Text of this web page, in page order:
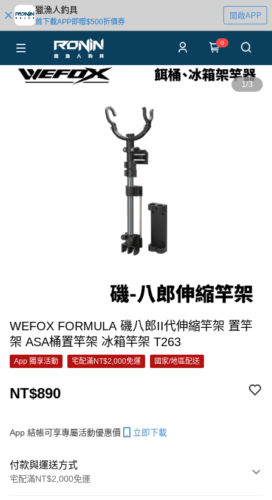
獵漁人釣具
首下載APP即贈$500折價券
開啟APP
0
1/3
WEFOX FORMULA 磯八郎II代伸縮竿架 置竿
架 ASA桶置竿架 冰箱竿架 T263
App 獨享活動 宅配滿NT$2,000免運 國家/地區配送
NT$890
App 結帳可享專屬活動優惠價 立即下載
付款與運送方式
宅配滿NT$2,000免運